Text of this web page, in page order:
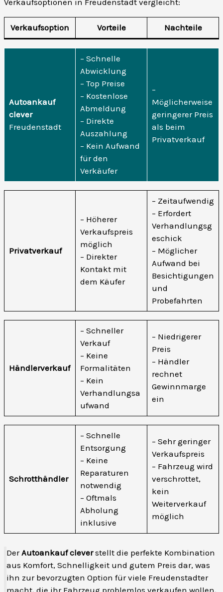
Verkaufsoptionen in Freudenstadt vergleicht:
Verkaufsoption Vorteile Nachteile
Autoankauf
clever
Freudenstadt
– Schnelle
Abwicklung
– Top Preise
– Kostenlose
Abmeldung
– Direkte
Auszahlung
– Kein Aufwand
für den
Verkäufer
–
Möglicherweise
geringerer Preis
als beim
Privatverkauf
Privatverkauf
– Höherer
Verkaufspreis
möglich
– Direkter
Kontakt mit
dem Käufer
– Zeitaufwendig
– Erfordert
Verhandlungsg
eschick
– Möglicher
Aufwand bei
Besichtigungen
und
Probefahrten
Händlerverkauf
– Schneller
Verkauf
– Keine
Formalitäten
– Kein
Verhandlungsa
ufwand
– Niedrigerer
Preis
– Händler
rechnet
Gewinnmarge
ein
Schrotthändler
– Schnelle
Entsorgung
– Keine
Reparaturen
notwendig
– Oftmals
Abholung
inklusive
– Sehr geringer
Verkaufspreis
– Fahrzeug wird
verschrottet,
kein
Weiterverkauf
möglich
DerAutoankauf cleverstellt die perfekte Kombination
aus Komfort, Schnelligkeit und gutem Preis dar, was
ihn zur bevorzugten Option für viele Freudenstadter
macht, die ihr Fahrzeug problemlos verkaufen wollen.